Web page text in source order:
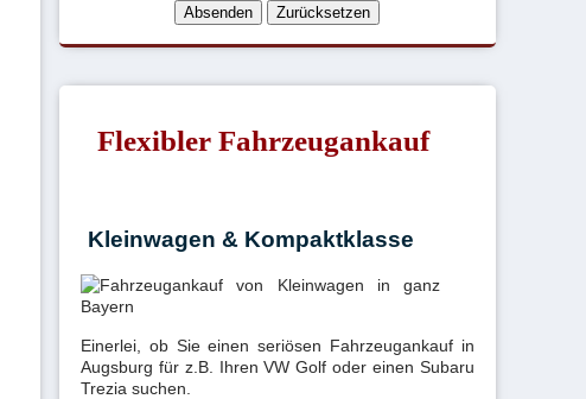
Flexibler Fahrzeugankauf
Kleinwagen & Kompaktklasse
Einerlei, ob Sie einen seriösen Fahrzeugankauf in
Augsburg für z.B. Ihren VW Golf oder einen Subaru
Trezia suchen.